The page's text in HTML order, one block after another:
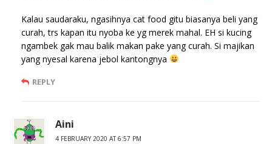
Kalau saudaraku, ngasihnya cat food gitu biasanya beli yang
curah, trs kapan itu nyoba ke yg merek mahal. EH si kucing
ngambek gak mau balik makan pake yang curah. Si majikan
yang nyesal karena jebol kantongnya
REPLY
Aini
4 FEBRUARY 2020 AT 6:57 PM